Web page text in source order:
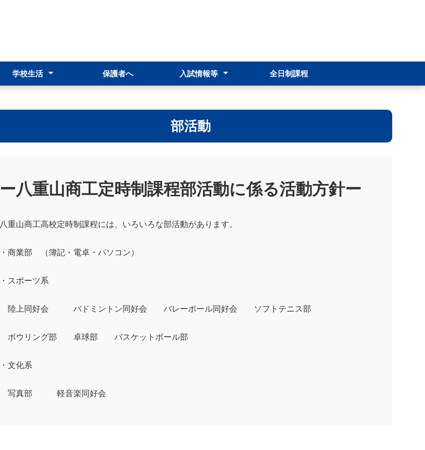
学校生活 保護者へ 入試情報等 全日制課程
部活動
ー八重山商工定時制課程部活動に係る活動方針ー
八重山商工高校定時制課程には、いろいろな部活動があります。
・商業部 （簿記・電卓・パソコン）
・スポーツ系
陸上同好会 バドミントン同好会 バレーボール同好会 ソフトテニス部
ボウリング部 卓球部 バスケットボール部
・文化系
写真部 軽音楽同好会